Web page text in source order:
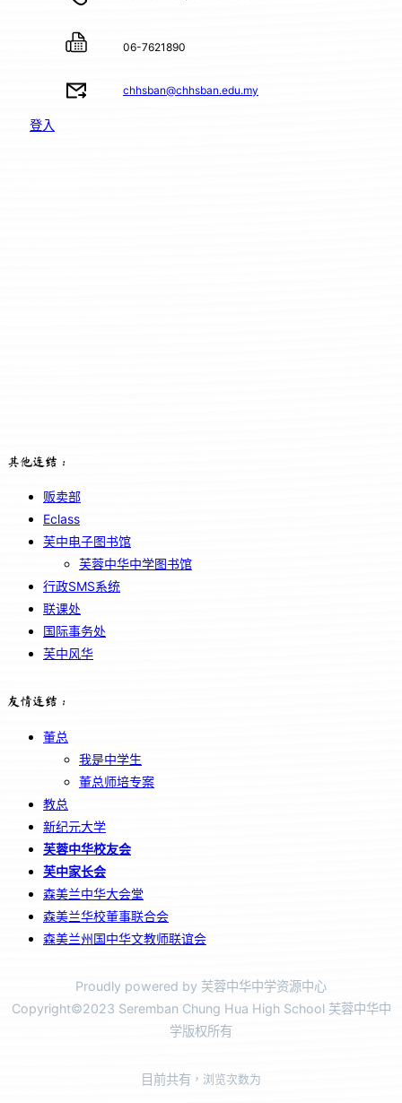
06-7621890
chhsban@chhsban.edu.my
登入
其他连结：
贩卖部
Eclass
芙中电子图书馆
芙蓉中华中学图书馆
行政SMS系统
联课处
国际事务处
芙中风华
友情连结：
董总
我是中学生
董总师培专案
教总
新纪元大学
芙蓉中华校友会
芙中家长会
森美兰中华大会堂
森美兰华校董事联合会
森美兰州国中华文教师联谊会
Proudly powered by 芙蓉中华中学资源中心
Copyright©2023 Seremban Chung Hua High School 芙蓉中华中
学版权所有
目前共有 ，浏览次数为